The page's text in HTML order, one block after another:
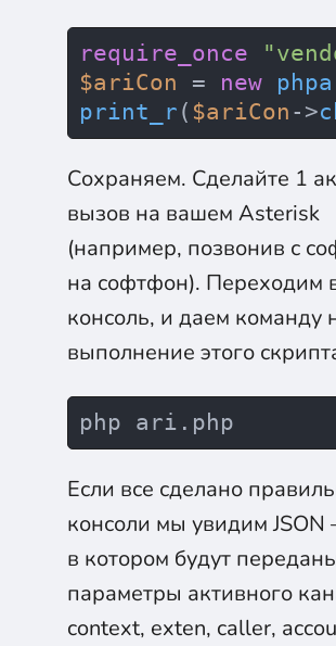
require_once
$ariCon = new
print_r ( $ariCon ->
Сохраняем. Сделайте 1
вызов на вашем Asterisk
(например, позвонив с
на софтфон). Переходим
консоль, и даем команду
выполнение этого
Если все сделано
консоли мы увидим JSON
в котором будут
параметры активного
context, exten, caller,